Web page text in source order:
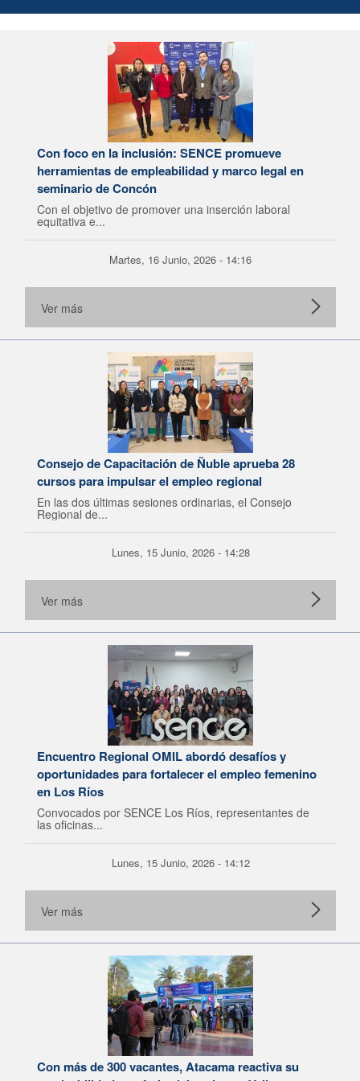
Con foco en la inclusión: SENCE promueve
herramientas de empleabilidad y marco legal en
seminario de Concón
Con el objetivo de promover una inserción laboral
equitativa e...
Martes, 16 Junio, 2026 - 14:16
Ver más
Consejo de Capacitación de Ñuble aprueba 28
cursos para impulsar el empleo regional
En las dos últimas sesiones ordinarias, el Consejo
Regional de...
Lunes, 15 Junio, 2026 - 14:28
Ver más
Encuentro Regional OMIL abordó desafíos y
oportunidades para fortalecer el empleo femenino
en Los Ríos
Convocados por SENCE Los Ríos, representantes de
las oficinas...
Lunes, 15 Junio, 2026 - 14:12
Ver más
Con más de 300 vacantes, Atacama reactiva su